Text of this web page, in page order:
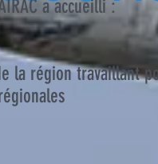
a accueilli :
la région travaillant